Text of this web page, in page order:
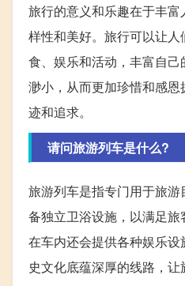
旅行的意义和乐趣在于丰
样性和美好。旅行可以让
食、娱乐和活动，丰富自
渺小，从而更加珍惜和感
迹和追求。
请问旅游列车是什么?
旅游列车是指专门用于旅
备独立卫浴设施，以满足
在车内还会提供各种娱乐
史文化底蕴深厚的线路，